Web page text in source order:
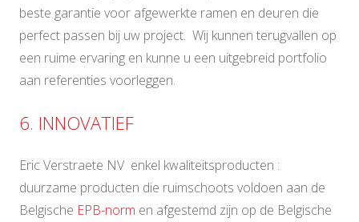
beste garantie voor afgewerkte ramen en deuren die
perfect passen bij uw project. Wij kunnen terugvallen op
een ruime ervaring en kunne u een uitgebreid portfolio
aan referenties voorleggen.
6. INNOVATIEF
Eric Verstraete NV enkel kwaliteitsproducten :
duurzame producten die ruimschoots voldoen aan de
Belgische EPB-norm en afgestemd zijn op de Belgische